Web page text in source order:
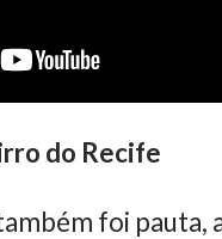
do Recife
foi